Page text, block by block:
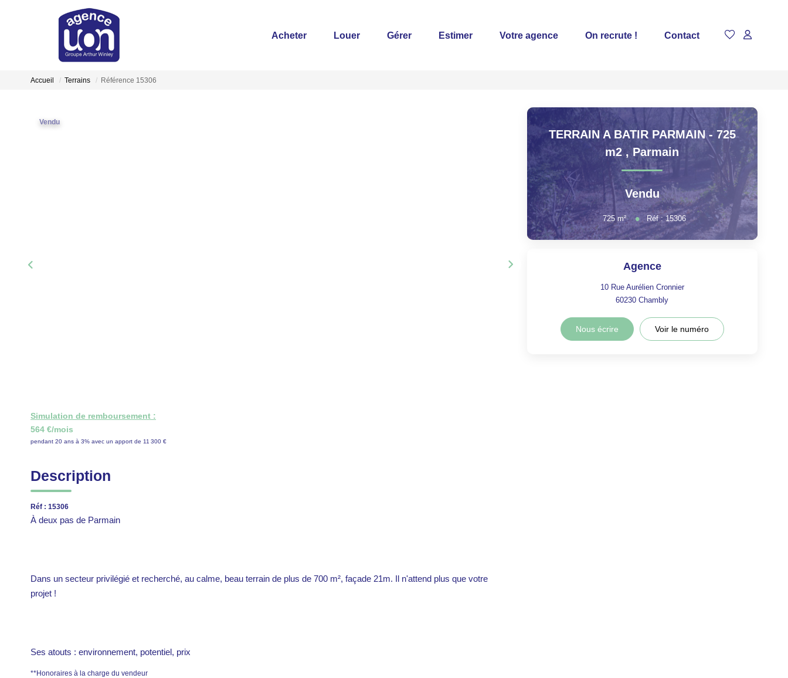
Acheter Louer Gérer Estimer Votre agence On recrute ! Contact
Accueil Terrains Référence 15306
Vendu
Simulation de remboursement :
564 €/mois
pendant 20 ans à 3% avec un apport de 11 300 €
Description
Réf : 15306
À deux pas de Parmain
Dans un secteur privilégié et recherché, au calme, beau terrain de plus de 700 m², façade 21m. Il n'attend plus que votre
projet !
Ses atouts : environnement, potentiel, prix
**Honoraires à la charge du vendeur
TERRAIN A BATIR PARMAIN - 725
m2,Parmain
Vendu
725m² Réf :15306
Agence
10 Rue Aurélien Cronnier
60230Chambly
Nous écrire Voir le numéro